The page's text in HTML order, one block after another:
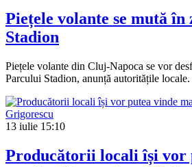
Piețele volante se mută în
Stadion
Piețele volante din Cluj-Napoca se vor
Parcului Stadion, anunță autoritățile locale.
13 iulie 15:10
Producătorii locali își vor